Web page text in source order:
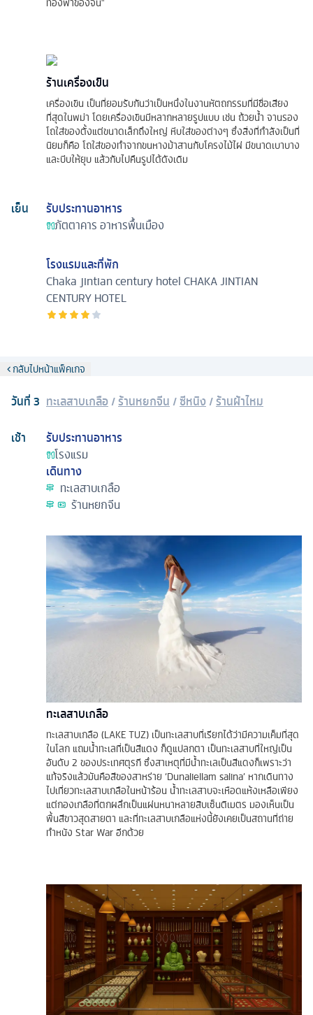
ร้านเครื่องเขิน
เครื่องเขิน เป็นที่ยอมรับกันว่าเป็นหนึ่งในงานหัตถกรรมที่มีชื่อเสียง
ที่สุดในพม่า โดยเครื่องเขินมีหลากหลายรูปแบบ เช่น ถ้วยน้ำ จานรอง
โถใส่ของตั้งแต่ขนาดเล็กถึงใหญ่ หีบใส่ของต่างๆ ซึ่งสิ่งที่กำลังเป็นที่
นิยมก็คือ โถใส่ของทำจากขนหางม้าสานกับโครงไม้ไผ่ มีขนาดเบาบาง
และบีบให้ยุบ แล้วกับไปคืนรูปได้ดังเดิม
เย็น
รับประทานอาหาร
ภัตตาคารอาหารพื้นเมือง
โรงแรมและที่พัก
Chaka jintian century hotelCHAKA JINTIAN
CENTURY HOTEL
กลับไปหน้าแพ็คเกจ
วันที่3 ทะเลสาบเกลือ/ร้านหยกจีน /ซีหนิง/ร้านผ้าไหม
เช้า
รับประทานอาหาร
โรงแรม
เดินทาง
ทะเลสาบเกลือ
ร้านหยกจีน
ทะเลสาบเกลือ
ทะเลสาบเกลือ (LAKE TUZ) เป็นทะเลสาบที่เรียกได้ว่ามีความเค็มที่สุด
ในโลก แถมน้ำทะเลที่เป็นสีแดง ก็ดูแปลกตา เป็นทะเลสาบที่ใหญ่เป็น
อันดับ 2 ของประเทศตุรกี ซึ่งสาเหตุที่มีน้ำทะเลเป็นสีแดงก็เพราะว่า
แท้จริงแล้วมันคือสีของสาหร่าย ‘Dunaliellam salina’ หากเดินทาง
ไปเที่ยวทะเลสาบเกลือในหน้าร้อน น้ำทะเลสาบจะเหือดแห้งเหลือเพียง
แต่กองเกลือที่ตกผลึกเป็นแผ่นหนาหลายสิบเซ็นติเมตร มองเห็นเป็น
พื้นสีขาวสุดสายตา และที่ทะเลสาบเกลือแห่งนี้ยังเคยเป็นสถานที่ถ่าย
ทำหนัง Star War อีกด้วย